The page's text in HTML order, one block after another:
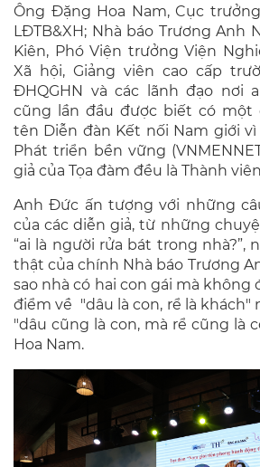
Ông Đặng Hoa Nam, Cục
LĐTB&XH; Nhà báo Trương Anh
Kiên, Phó Viện trưởng Viện
Xã hội, Giảng viên cao cấp
ĐHQGHN và các lãnh đạo nơi
cũng lần đầu được biết có một
tên Diễn đàn Kết nối Nam giới
Phát triển bền vững
giả của Tọa đàm đều là Thành
Anh Đức ấn tượng với những
của các diễn giả, từ những
“ai là người rửa bát trong nhà?”,
thật của chính Nhà báo Trương
sao nhà có hai con gái mà không
điểm về "dâu là con, rể là khách"
"dâu cũng là con, mà rể cũng là
Hoa Nam.